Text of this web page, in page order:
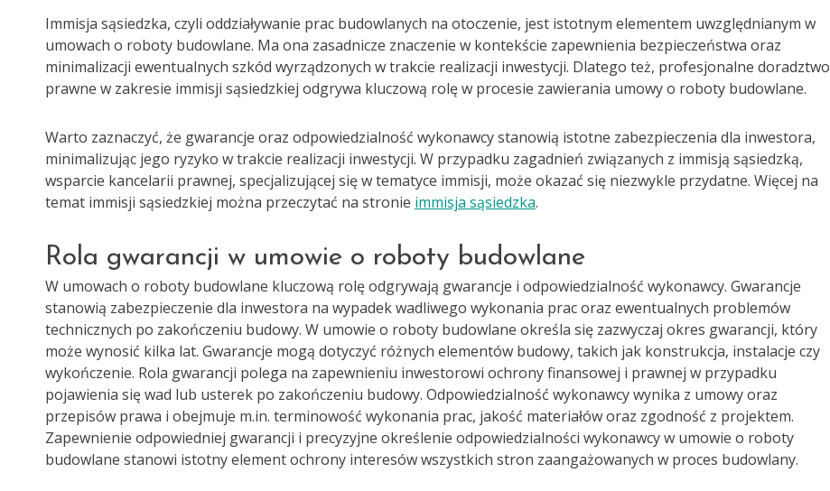
Immisja sąsiedzka, czyli oddziaływanie prac budowlanych na otoczenie, jest istotnym elementem uwzględnianym w
umowach o roboty budowlane. Ma ona zasadnicze znaczenie w kontekście zapewnienia bezpieczeństwa oraz
minimalizacji ewentualnych szkód wyrządzonych w trakcie realizacji inwestycji. Dlatego też, profesjonalne doradztwo
prawne w zakresie immisji sąsiedzkiej odgrywa kluczową rolę w procesie zawierania umowy o roboty budowlane.
Warto zaznaczyć, że gwarancje oraz odpowiedzialność wykonawcy stanowią istotne zabezpieczenia dla inwestora,
minimalizując jego ryzyko w trakcie realizacji inwestycji. W przypadku zagadnień związanych z immisją sąsiedzką,
wsparcie kancelarii prawnej, specjalizującej się w tematyce immisji, może okazać się niezwykle przydatne. Więcej na
temat immisji sąsiedzkiej można przeczytać na stronie immisja sąsiedzka.
Rola gwarancji w umowie o roboty budowlane
W umowach o roboty budowlane kluczową rolę odgrywają gwarancje i odpowiedzialność wykonawcy. Gwarancje
stanowią zabezpieczenie dla inwestora na wypadek wadliwego wykonania prac oraz ewentualnych problemów
technicznych po zakończeniu budowy. W umowie o roboty budowlane określa się zazwyczaj okres gwarancji, który
może wynosić kilka lat. Gwarancje mogą dotyczyć różnych elementów budowy, takich jak konstrukcja, instalacje czy
wykończenie. Rola gwarancji polega na zapewnieniu inwestorowi ochrony finansowej i prawnej w przypadku
pojawienia się wad lub usterek po zakończeniu budowy. Odpowiedzialność wykonawcy wynika z umowy oraz
przepisów prawa i obejmuje m.in. terminowość wykonania prac, jakość materiałów oraz zgodność z projektem.
Zapewnienie odpowiedniej gwarancji i precyzyjne określenie odpowiedzialności wykonawcy w umowie o roboty
budowlane stanowi istotny element ochrony interesów wszystkich stron zaangażowanych w proces budowlany.